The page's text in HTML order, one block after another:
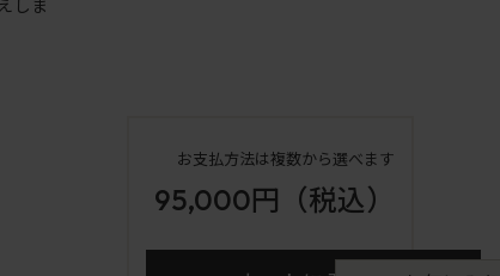
しま
お支払方法は複数から選べます
95,000円 （税込）